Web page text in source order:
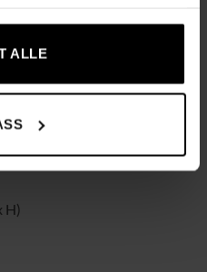
ALLE
(100 %), skum
H)
(B x D)
H)